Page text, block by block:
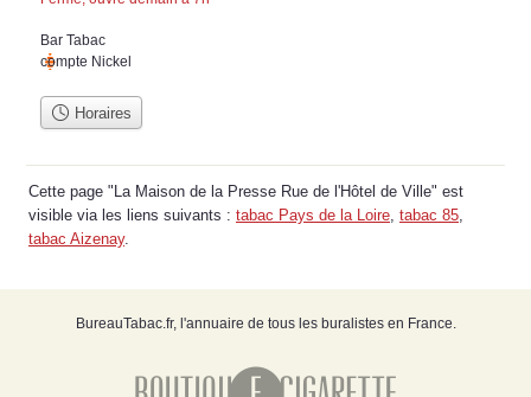
Bar Tabac
compte Nickel
Horaires
Cette page "La Maison de la Presse Rue de l'Hôtel de Ville" est
visible via les liens suivants : tabac Pays de la Loire tabac 85
tabac Aizenay.
BureauTabac.fr, l'annuaire de tous les buralistes en France.